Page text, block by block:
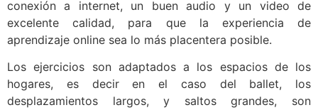
conexión a internet, un buen audio y un video de
excelente calidad, para que la experiencia de
aprendizaje online sea lo más placentera posible.
Los ejercicios son adaptados a los espacios de los
hogares, es decir en el caso del ballet, los
desplazamientos largos, y saltos grandes, son